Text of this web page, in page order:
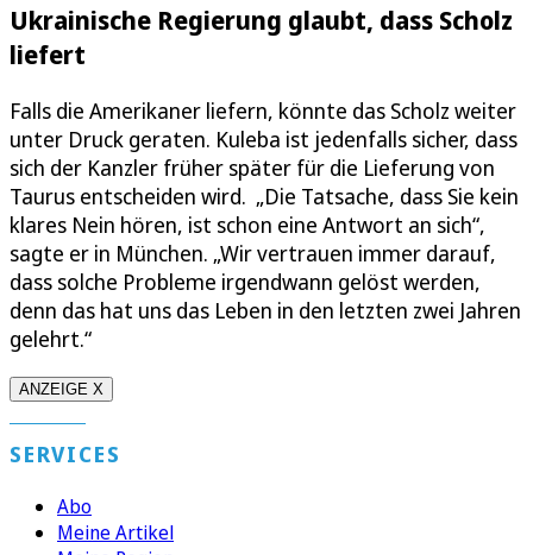
Ukrainische Regierung glaubt, dass Scholz
liefert
Falls die Amerikaner liefern, könnte das Scholz weiter
unter Druck geraten. Kuleba ist jedenfalls sicher, dass
sich der Kanzler früher später für die Lieferung von
Taurus entscheiden wird. „Die Tatsache, dass Sie kein
klares Nein hören, ist schon eine Antwort an sich“,
sagte er in München. „Wir vertrauen immer darauf,
dass solche Probleme irgendwann gelöst werden,
denn das hat uns das Leben in den letzten zwei Jahren
gelehrt.“
ANZEIGE X
SERVICES
Abo
Meine Artikel